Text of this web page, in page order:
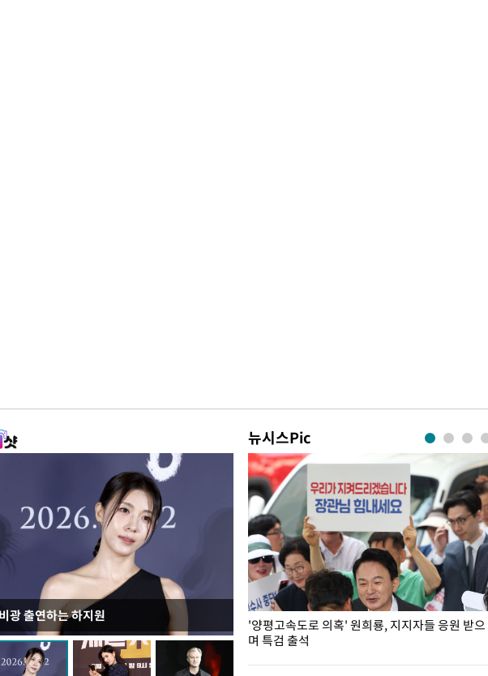
비광 출연하는 하지원
뉴시스Pic
이재명 대통령, "수사·기소 분리 관련 대비책 최
선 다해 강구해야"
'양평고속도로 의혹' 원희룡, 지지자들 응원 받으
며 특검 출석